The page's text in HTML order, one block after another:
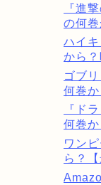
『進
の何巻
ハイ
から
ゴブ
何巻か
『ド
何巻
ワン
ら？【